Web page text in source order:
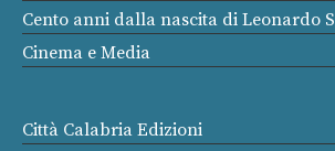
Cento anni dalla nascita di Leonardo
Cinema e Media
Città Calabria Edizioni